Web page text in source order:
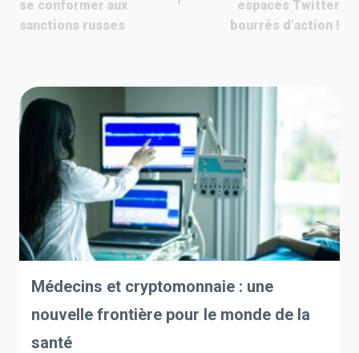
se conformer aux
sanctions russes
espaces Twitter
bourrés d’action !
Médecins et cryptomonnaie : une
nouvelle frontière pour le monde de la
santé